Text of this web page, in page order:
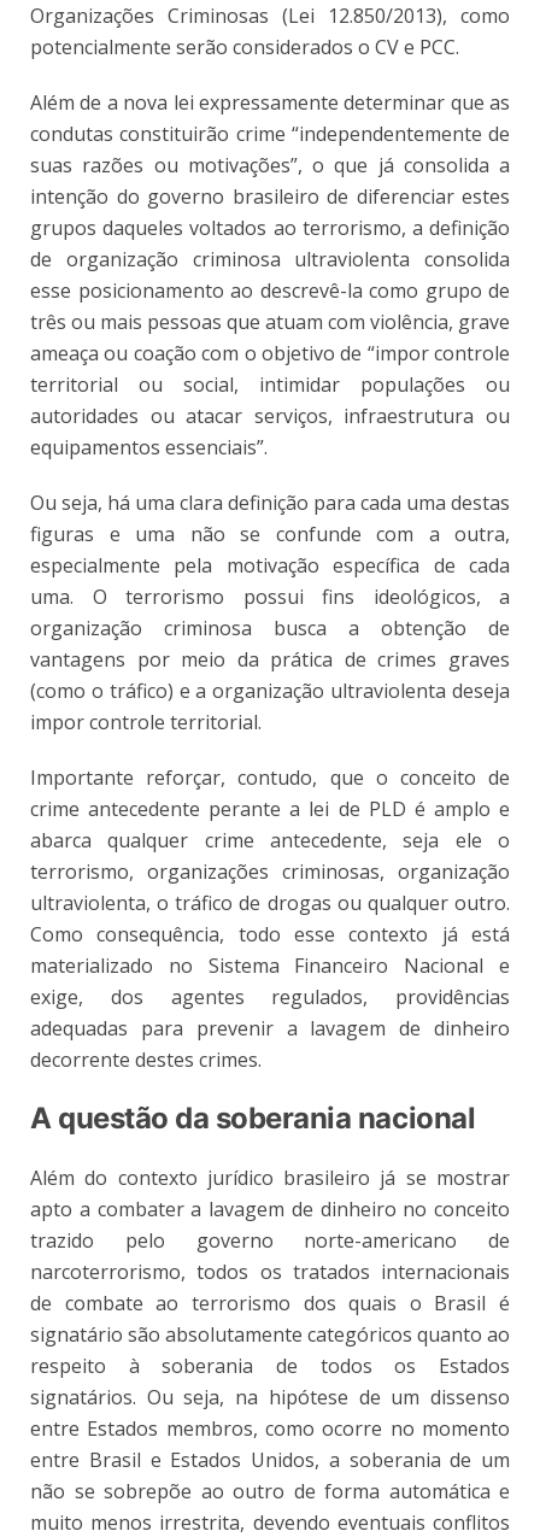
Organizações Criminosas (Lei 12.850/2013), como
potencialmente serão considerados o CV e PCC.
Além de a nova lei expressamente determinar que as
condutas constituirão crime “independentemente de
suas razões ou motivações”, o que já consolida a
intenção do governo brasileiro de diferenciar estes
grupos daqueles voltados ao terrorismo, a definição
de organização criminosa ultraviolenta consolida
esse posicionamento ao descrevê-la como grupo de
três ou mais pessoas que atuam com violência, grave
ameaça ou coação com o objetivo de “impor controle
territorial ou social, intimidar populações ou
autoridades ou atacar serviços, infraestrutura ou
equipamentos essenciais”.
Ou seja, há uma clara definição para cada uma destas
figuras e uma não se confunde com a outra,
especialmente pela motivação específica de cada
uma. O terrorismo possui fins ideológicos, a
organização criminosa busca a obtenção de
vantagens por meio da prática de crimes graves
(como o tráfico) e a organização ultraviolenta deseja
impor controle territorial.
Importante reforçar, contudo, que o conceito de
crime antecedente perante a lei de PLD é amplo e
abarca qualquer crime antecedente, seja ele o
terrorismo, organizações criminosas, organização
ultraviolenta, o tráfico de drogas ou qualquer outro.
Como consequência, todo esse contexto já está
materializado no Sistema Financeiro Nacional e
exige, dos agentes regulados, providências
adequadas para prevenir a lavagem de dinheiro
decorrente destes crimes.
A questão da soberania nacional
Além do contexto jurídico brasileiro já se mostrar
apto a combater a lavagem de dinheiro no conceito
trazido pelo governo norte-americano de
narcoterrorismo, todos os tratados internacionais
de combate ao terrorismo dos quais o Brasil é
signatário são absolutamente categóricos quanto ao
respeito à soberania de todos os Estados
signatários. Ou seja, na hipótese de um dissenso
entre Estados membros, como ocorre no momento
entre Brasil e Estados Unidos, a soberania de um
não se sobrepõe ao outro de forma automática e
muito menos irrestrita, devendo eventuais conflitos